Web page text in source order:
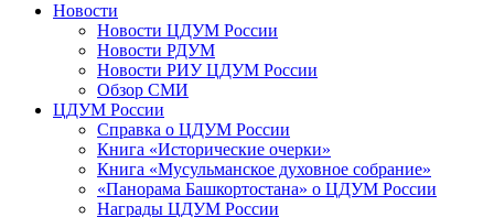
Новости
Новости ЦДУМ России
Новости РДУМ
Новости РИУ ЦДУМ России
Обзор СМИ
ЦДУМ России
Справка о ЦДУМ России
Книга «Исторические очерки»
Книга «Мусульманское духовное собрание»
«Панорама Башкортостана» о ЦДУМ России
Награды ЦДУМ России